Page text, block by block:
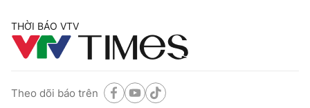
THỜI BÁO VTV
Theo dõi báo trên